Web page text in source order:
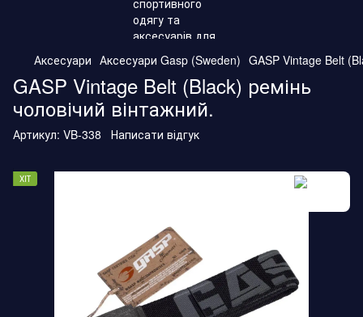
Аксесуари Аксесуари Gasp (Sweden) GASP Vintage Belt
GASP Vintage Belt (Black) ремінь
чоловічий вінтажний.
Артикул: VB-338 Написати відгук
ХІТ